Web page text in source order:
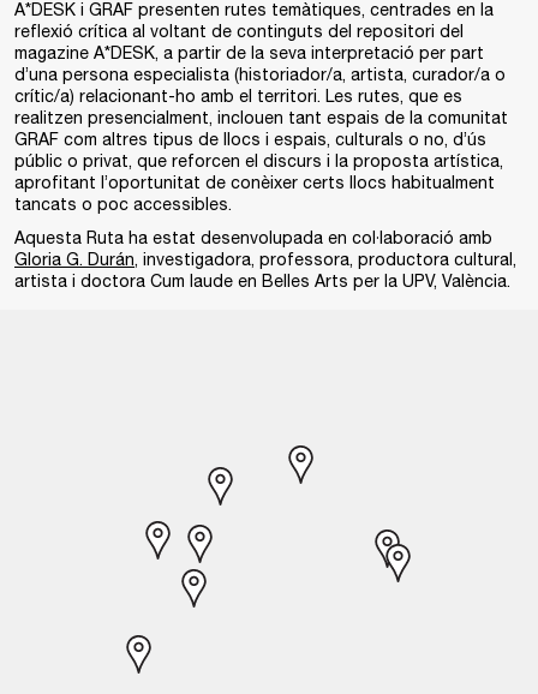
A*DESK i GRAF presenten rutes temàtiques, centrades en la
reflexió crítica al voltant de continguts del repositori del
magazine A*DESK, a partir de la seva interpretació per part
d’una persona especialista (historiador/a, artista, curador/a o
crític/a) relacionant-ho amb el territori. Les rutes, que es
realitzen presencialment, inclouen tant espais de la comunitat
GRAF com altres tipus de llocs i espais, culturals o no, d’ús
públic o privat, que reforcen el discurs i la proposta artística,
aprofitant l’oportunitat de conèixer certs llocs habitualment
tancats o poc accessibles.
Aquesta Ruta ha estat desenvolupada en col·laboració amb
Gloria G. Durán, investigadora, professora, productora cultural,
artista i doctora Cum laude en Belles Arts per la UPV, València.